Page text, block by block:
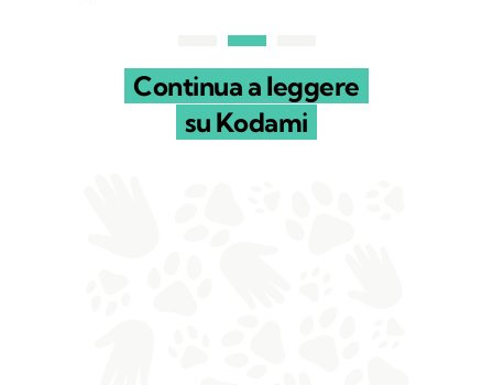
Continua a leggere
su Kodami